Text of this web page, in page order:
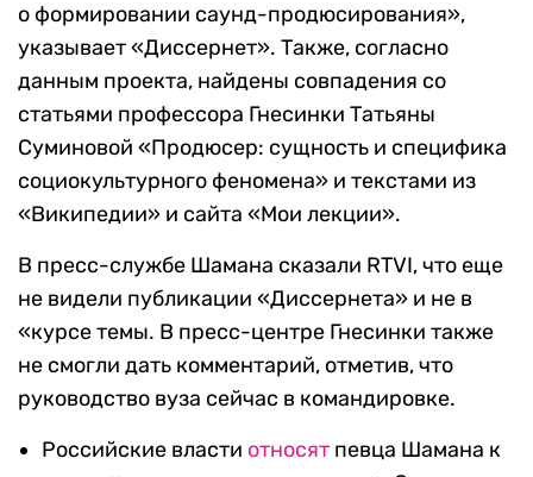
о формировании саунд-продюсирования»,
указывает «Диссернет». Также, согласно
данным проекта, найдены совпадения со
статьями профессора Гнесинки Татьяны
Суминовой «Продюсер: сущность и специфика
социокультурного феномена» и текстами из
«Википедии» и сайта «Мои лекции».
В пресс-службе Шамана сказали RTVI, что еще
не видели публикации «Диссернета» и не в
«курсе темы. В пресс-центре Гнесинки также
не смогли дать комментарий, отметив, что
руководство вуза сейчас в командировке.
Российские власти относят певца Шамана к